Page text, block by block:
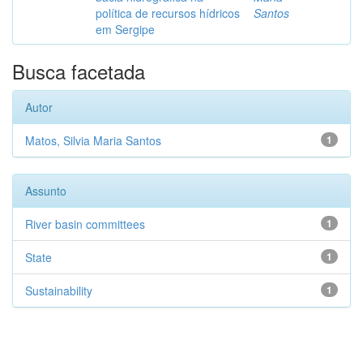
política de recursos hídricos
em Sergipe
Santos
Busca facetada
Autor
1
Matos, Silvia Maria Santos
Assunto
1
River basin committees
1
State
1
Sustainability